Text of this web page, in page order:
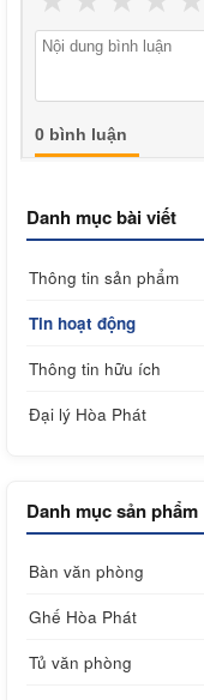
0 bình luận
Danh mục bài viết
Thông tin sản phẩm
Tin hoạt động
Thông tin hữu ích
Đại lý Hòa Phát
Danh mục sản phẩm
Bàn văn phòng
Ghế Hòa Phát
Tủ văn phòng